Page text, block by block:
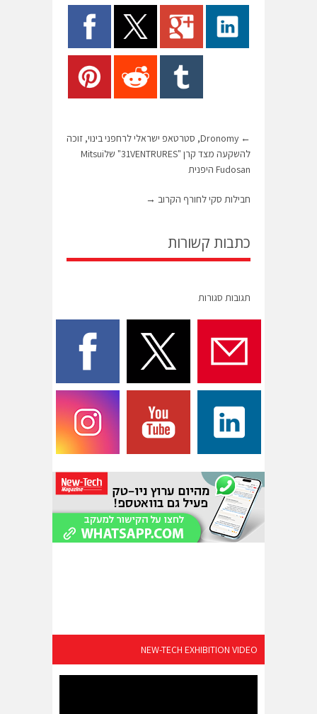
←
Dronomy, סטרטאפ ישראלי לרחפני בינוי, זוכה
להשקעה מצד קרן "31VENTRURES" שלMitsui
Fudosan היפנית
חבילות סקי לחורף הקרוב →
כתבות קשורות
תגובות סגורות
NEW-TECH EXHIBITION VIDEO